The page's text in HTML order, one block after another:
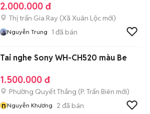
2.000.000 đ
Thị trấn Gia Ray (Xã Xuân Lộc mới)
Nguyễn Trung 1 đã bán
Tai nghe Sony WH-CH520 màu Be
1.500.000 đ
Phường Quyết Thắng (P. Trấn Biên mới)
nNguyễn Khương 2 đã bán